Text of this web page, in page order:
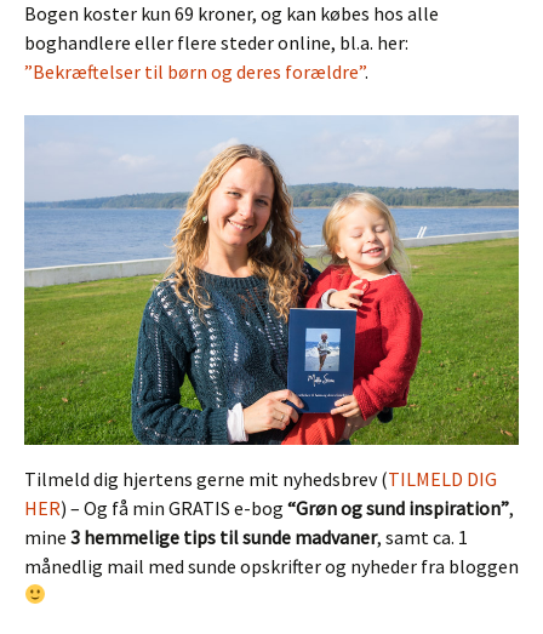
Bogen koster kun 69 kroner, og kan købes hos alle
boghandlere eller flere steder online, bl.a. her:
”Bekræftelser til børn og deres forældre”.
Tilmeld dig hjertens gerne mit nyhedsbrev (TILMELD DIG
HER) – Og få min GRATIS e-bog “Grøn og sund inspiration”,
mine 3 hemmelige tips til sunde madvaner, samt ca. 1
månedlig mail med sunde opskrifter og nyheder fra bloggen